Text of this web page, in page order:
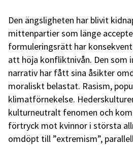
Den ängsligheten har blivit
mittenpartier som länge
formuleringsrätt har
att höja konfliktnivån. Den som
narrativ har fått sina åsikter
moraliskt belastat. Rasism,
klimatförnekelse.
kulturneutralt fenomen och
förtryck mot kvinnor i största
omdöpt till ”extremism”,